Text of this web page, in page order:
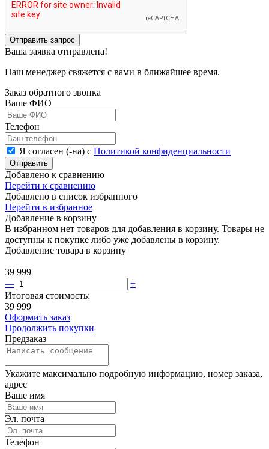
Отправить запрос
Ваша заявка отправлена!
Наш менеджер свяжется с вами в ближайшее время.
Заказ обратного звонка
Ваше ФИО
Телефон
Я согласен (-на) с Политикой конфиденциальности
Отправить
Добавлено к сравнению
Перейти к сравнению
Добавлено в список избранного
Перейти в избранное
Добавление в корзину
В избранном нет товаров для добавления в корзину. Товары не
доступны к покупке либо уже добавлены в корзину.
Добавление товара в корзину
39 999
—
+
Итоговая стоимость:
39 999
Оформить заказ
Продолжить покупки
Предзаказ
Укажите максимально подробную информацию, номер заказа,
адрес
Ваше имя
Эл. почта
Телефон